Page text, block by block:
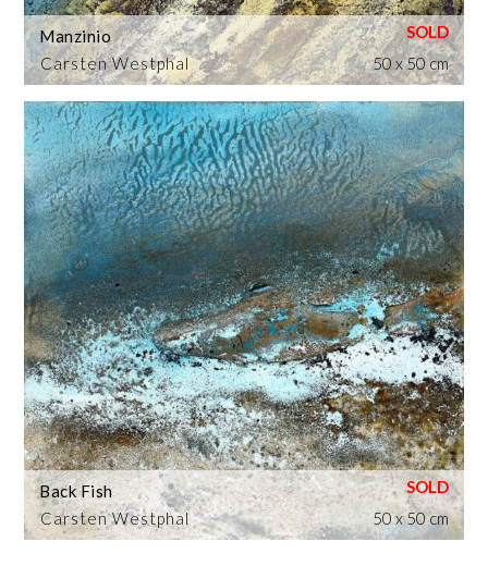
Carsten Westphal
Manzinio
50 x 50 cm
Carsten Westphal
Back Fish
50 x 50 cm